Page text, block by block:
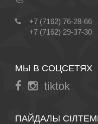
+7 (7162) 76-28-66
+7 (7162) 29-37-30
МЫ В СОЦСЕТЯХ
tiktok
ПАЙДАЛЫ